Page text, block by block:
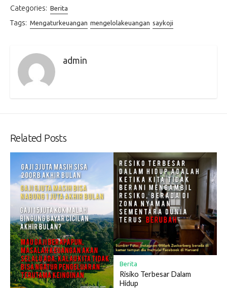
Categories: Berita
Tags: Mengaturkeuangan mengelolakeuangan saykoji
admin
Related Posts
Berita
Risiko Terbesar Dalam
Hidup